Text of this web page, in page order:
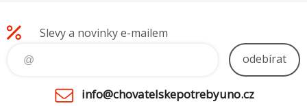
Slevy a novinky e-mailem
odebírat
info@chovatelskepotrebyuno.cz